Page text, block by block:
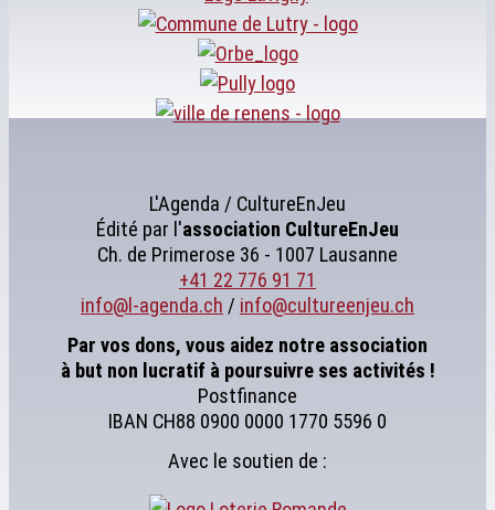
L'Agenda / CultureEnJeu
Édité par l'association CultureEnJeu
Ch. de Primerose 36 - 1007 Lausanne
+41 22 776 91 71
info@l-agenda.ch / info@cultureenjeu.ch
Par vos dons, vous aidez notre association
à but non lucratif à poursuivre ses activités !
Postfinance
IBAN CH88 0900 0000 1770 5596 0
Avec le soutien de :